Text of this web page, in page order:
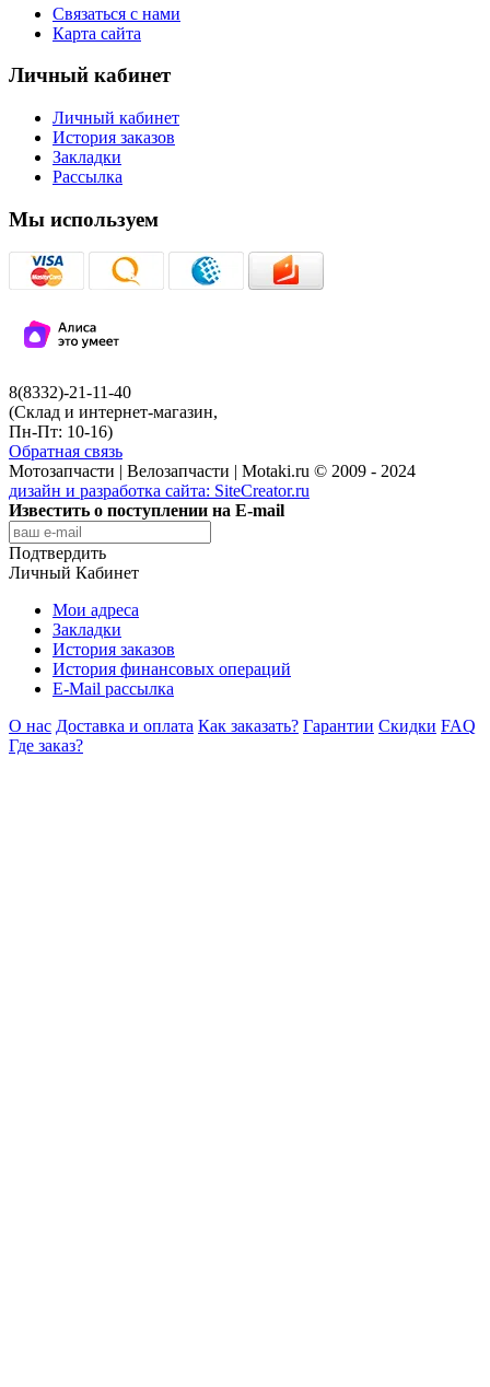
Связаться с нами
Карта сайта
Личный кабинет
Личный кабинет
История заказов
Закладки
Рассылка
Мы используем
8(8332)-21-11-40
(Склад и интернет-магазин,
Пн-Пт: 10-16)
Обратная связь
Мотозапчасти | Велозапчасти | Motaki.ru © 2009 - 2024
дизайн и разработка сайта: SiteCreator.ru
Известить о поступлении на E-mail
Подтвердить
Личный Кабинет
Мои адреса
Закладки
История заказов
История финансовых операций
E-Mail рассылка
О нас Доставка и оплата Как заказать? Гарантии Скидки FAQ
Где заказ?